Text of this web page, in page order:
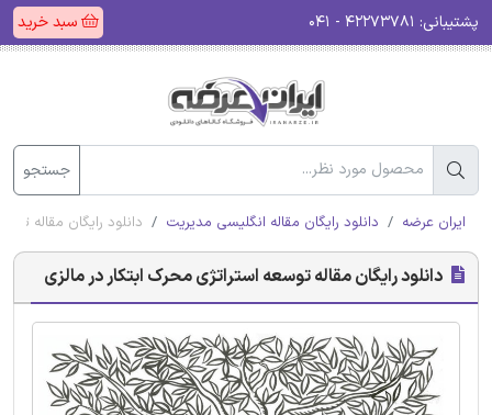
پشتیبانی: سبد خرید
جستجو
ایران عرضه دانلود رایگان مقاله انگلیسی مدیریت دانلود رایگان مقاله
دانلود رایگان مقاله توسعه استراتژی محرک ابتکار در مالزی